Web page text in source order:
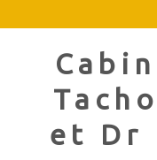
et Dr